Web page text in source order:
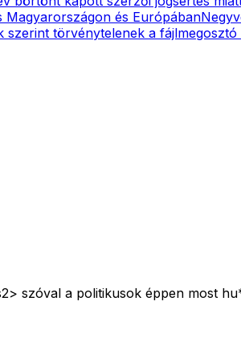
és Európában
szerint törvénytelenek a fájlmegosztó
szóval a politikusok éppen most